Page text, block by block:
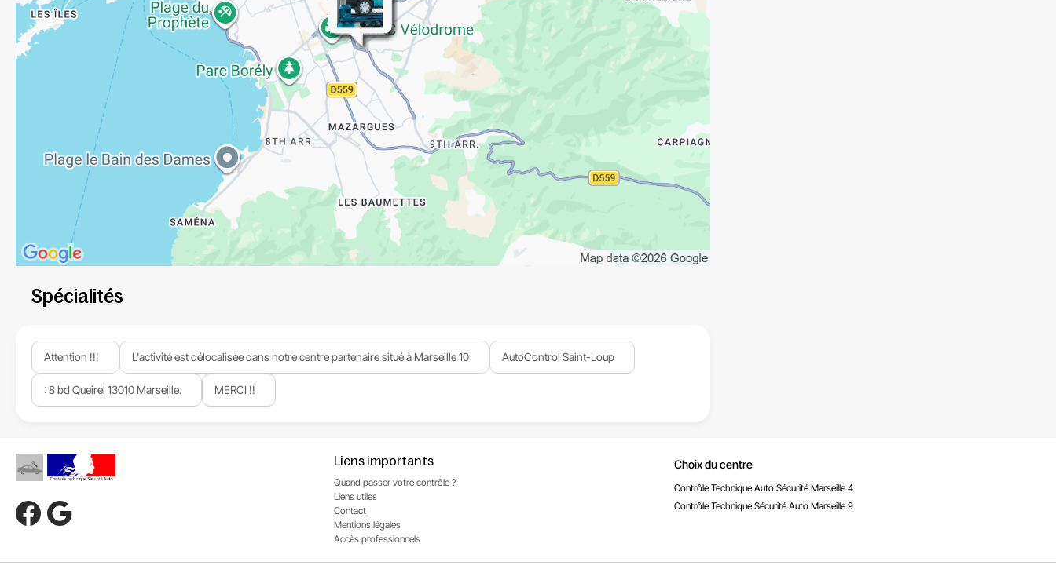
Spécialités
Attention !!! L'activité est délocalisée dans notre centre partenaire situé à Marseille 10 AutoControl Saint-Loup
: 8 bd Queirel 13010 Marseille. MERCI !!
Liens importants
Quand passer votre contrôle ?
Liens utiles
Contact
Mentions légales
Accès professionnels
Choix du centre
Contrôle Technique Auto Sécurité Marseille 4
Contrôle Technique Sécurité Auto Marseille 9